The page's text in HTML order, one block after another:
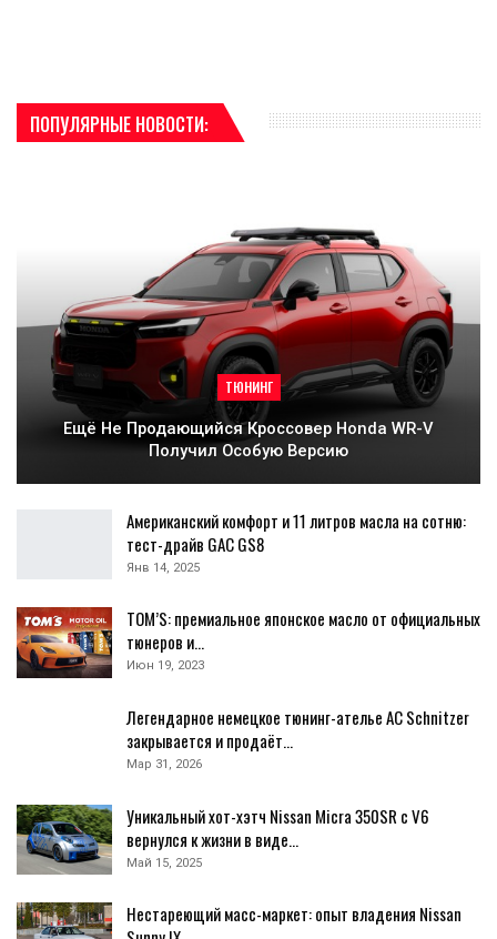
ПОПУЛЯРНЫЕ НОВОСТИ:
ТЮНИНГ
Ещё Не Продающийся Кроссовер Honda WR-V
Получил Особую Версию
Американский комфорт и 11 литров масла на сотню:
тест-драйв GAC GS8
Янв 14, 2025
TOM’S: премиальное японское масло от официальных
тюнеров и…
Июн 19, 2023
Легендарное немецкое тюнинг-ателье AC Schnitzer
закрывается и продаёт…
Мар 31, 2026
Уникальный хот-хэтч Nissan Micra 350SR с V6
вернулся к жизни в виде…
Май 15, 2025
Нестареющий масс-маркет: опыт владения Nissan